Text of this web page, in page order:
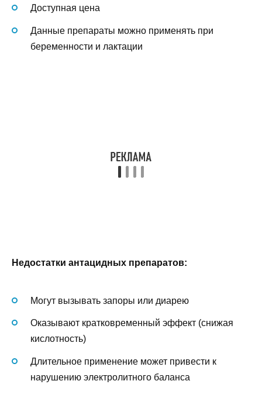
Доступная цена
Данные препараты можно применять при
беременности и лактации
Недостатки антацидных препаратов:
Могут вызывать запоры или диарею
Оказывают кратковременный эффект (снижая
кислотность)
Длительное применение может привести к
нарушению электролитного баланса